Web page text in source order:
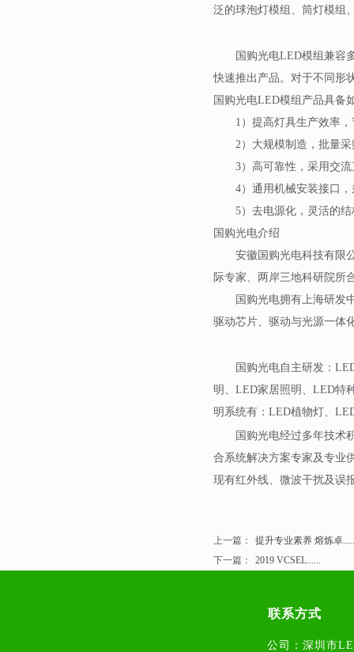
泛的球泡灯模组、筒灯模组
国购光电LED模组兼容多
快速推出产品。对于不同形
国购光电LED模组产品具备
1）提高灯具生产效率，
2）大规模制造，批量采
3）高可靠性，采用交流
4）通用机械安装接口，
5）去电源化，灵活的结
国购光电介绍
安徽国购光电科技有限公
际专家、两岸三地科研院所
国购光电拥有上海研发中
驱动芯片、驱动与光源一体
国购光电自主研发：LED
明、LED家居照明、LED特
明系统有：LED植物灯、
国购光电经过多年技术积
合系统解决方案专家及专业
现有红外线、微波干扰及误
上一篇：
提升专业素养 熔炼卓
下一篇：
2019 VCSEL......
联系方式
公司：深圳市